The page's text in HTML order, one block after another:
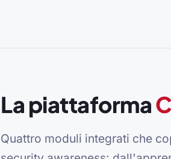
La piattaforma
Quattro moduli integrati che